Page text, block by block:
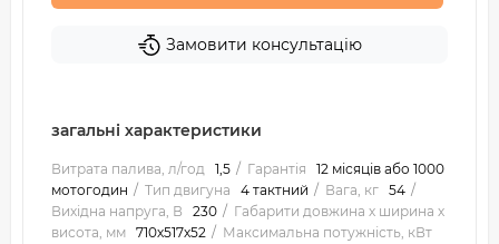
Замовити консультацію
загальні характеристики
Витрата палива, л/год 1,5 Гарантія
12 місяців або 1000
мотогодин
Тип двигуна 4 тактний Вага, кг 54
Вихідна напруга, В
230
Габарити довжина х ширина х
висота, мм 710х517х52
Максимальна потужність, кВт